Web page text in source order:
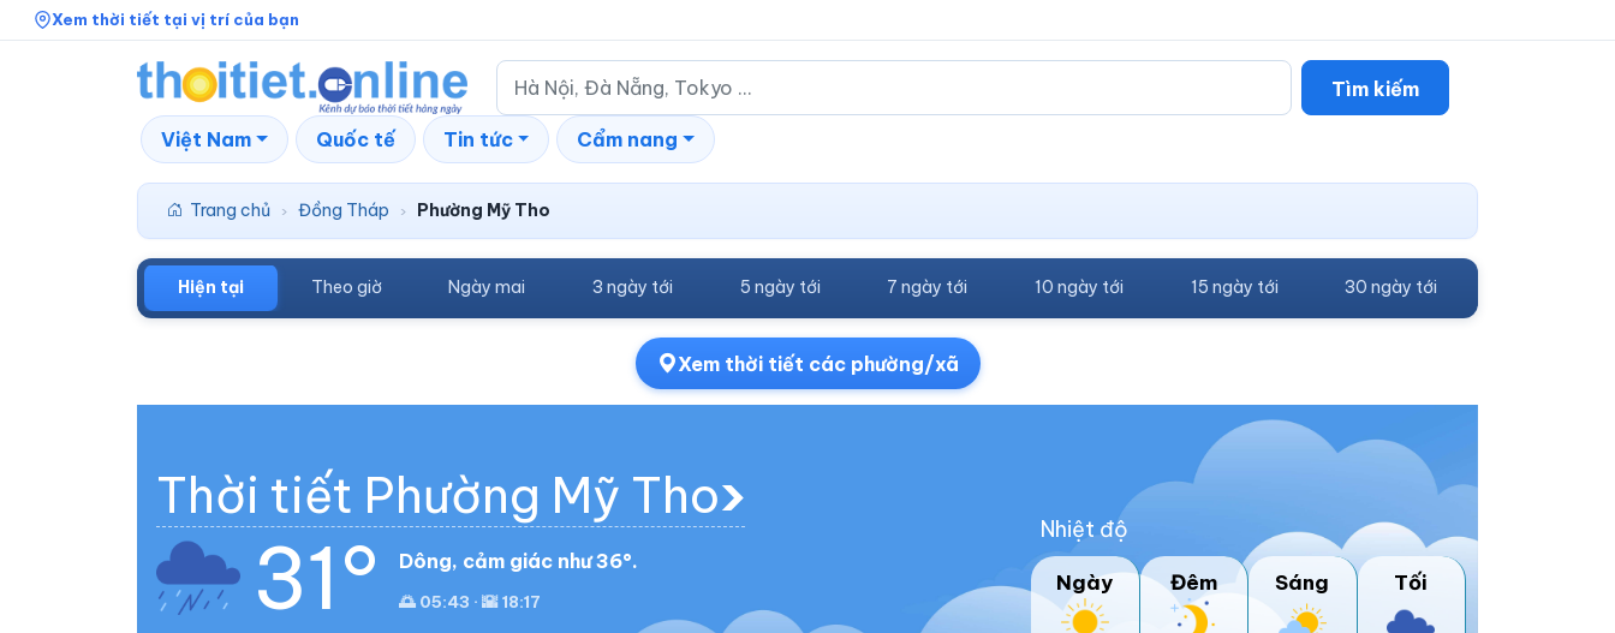
Xem thời tiết tại vị trí của bạn
Tìm kiếm
Việt Nam Quốc tế Tin tức Cẩm nang
Trang chủ › Đồng Tháp › Phường Mỹ Tho
Hiện tại Theo giờ Ngày mai 3 ngày tới 5 ngày tới 7 ngày tới 10 ngày tới 15 ngày tới 30 ngày tới
Xem thời tiết các phường/xã
Thời tiết Phường Mỹ Tho
31° Dông, cảm giác như 36°.
🌅 05:43 · 🌇 18:17
Nhiệt độ
Ngày Đêm Sáng Tối